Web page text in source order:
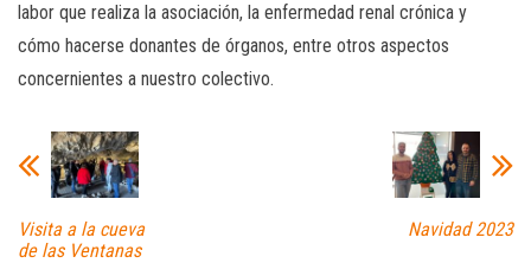
labor que realiza la asociación, la enfermedad renal crónica y
cómo hacerse donantes de órganos, entre otros aspectos
concernientes a nuestro colectivo.
Visita a la cueva
de las Ventanas
Navidad 2023